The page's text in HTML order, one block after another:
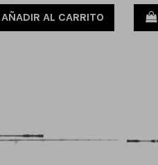
AÑADIR AL CARRITO